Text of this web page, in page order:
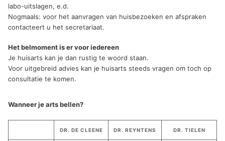
labo-uitslagen, e.d.
Nogmaals: voor het aanvragen van huisbezoeken en afspraken
contacteert u het secretariaat.
Het belmoment is er voor iedereen
Je huisarts kan je dan rustig te woord staan.
Voor uitgebreid advies kan je huisarts steeds vragen om toch op
consultatie te komen.
Wanneer je arts bellen?
DR. DE CLEENE DR. REYNTENS DR. TIELEN